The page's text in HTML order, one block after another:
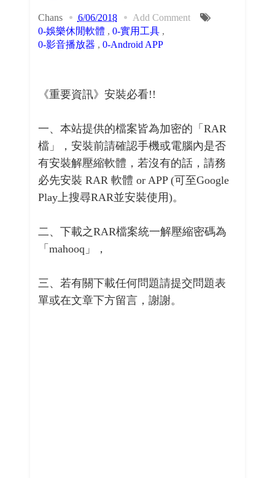
Chans 6/06/2018
Add Comment
0-娛樂休閒軟體 , 0-實用工具,
0-影音播放器 , 0-Android APP
《重要資訊》安裝必看!!
一、本站提供的檔案皆為加密的「RAR
檔」，安裝前請確認手機或電腦內是否
有安裝解壓縮軟體，若沒有的話，請務
必先安裝 RAR 軟體 or APP (可至Google
Play上搜尋RAR並安裝使用)。
二、下載之RAR檔案統一解壓縮密碼為
「mahooq」，
三、若有關下載任何問題請提交問題表
單或在文章下方留言，謝謝。